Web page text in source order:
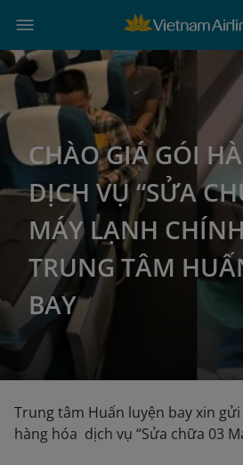
CHÀO GIÁ GÓI
DỊCH VỤ “SỬA
MÁY LẠNH
TRUNG TÂM
BAY
Trung tâm Huấn luyện bay xin
hàng hóa dịch vụ “Sửa chữa 03